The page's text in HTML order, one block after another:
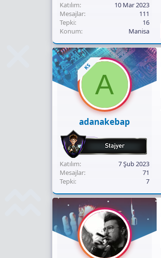
Katılım
10 Mar 2023
Mesajlar
111
Tepki
16
Konum
Manisa
KS
A
adanakebap
Katılım
7 Şub 2023
Mesajlar
71
Tepki
7